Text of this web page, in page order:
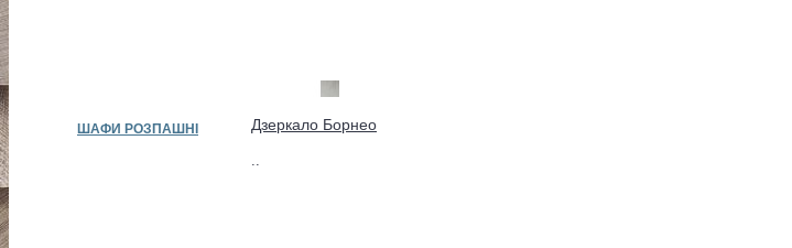
ШАФИ РОЗПАШНІ Дзеркало Борнео
..